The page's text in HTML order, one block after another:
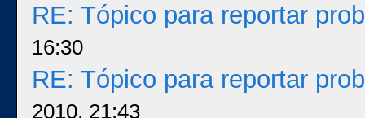
RE: Tópico para reportar
16:30
RE: Tópico para reportar
2010, 21:43